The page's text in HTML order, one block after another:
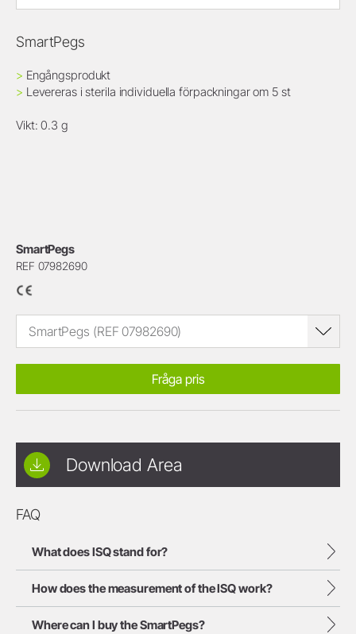
SmartPegs
> Engångsprodukt
> Levereras i sterila individuella förpackningar om 5 st
Vikt: 0.3 g
SmartPegs
REF 07982690
SmartPegs (REF 07982690)
Fråga pris
Download Area
FAQ
What does ISQ stand for?
How does the measurement of the ISQ work?
Where can I buy the SmartPegs?